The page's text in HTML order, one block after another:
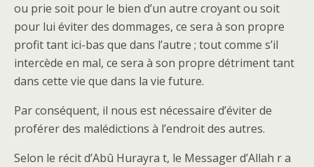
ou prie soit pour le bien d’un autre croyant ou soit
pour lui éviter des dommages, ce sera à son propre
profit tant ici-bas que dans l’autre ; tout comme s’il
intercède en mal, ce sera à son propre détriment tant
dans cette vie que dans la vie future.
Par conséquent, il nous est nécessaire d’éviter de
proférer des malédictions à l’endroit des autres.
Selon le récit d’Abû Hurayra t, le Messager d’Allah r a